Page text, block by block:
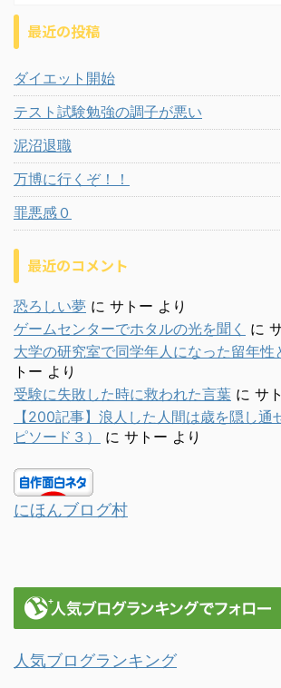
最近の投稿
ダイエット開始
テスト試験勉強の調子が悪い
泥沼退職
万博に行くぞ！！
罪悪感０
最近のコメント
恐ろしい夢 に サトー より
ゲームセンターでホタルの光を聞く に
大学の研究室で同学年人になった留年性
トー より
受験に失敗した時に救われた言葉 に サ
【200記事】浪人した人間は歳を隠し
ピソード３）
に サトー より
にほんブログ村
人気ブログランキング